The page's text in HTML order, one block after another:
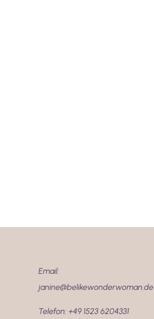
Email:
janine@belikewonderwoman.de
Telefon: +49 1523 6204331